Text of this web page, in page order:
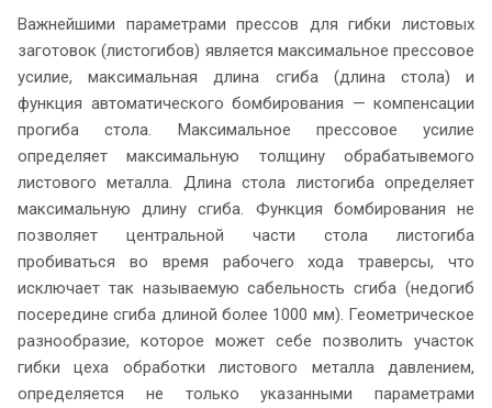
Важнейшими параметрами прессов для гибки листовых
заготовок (листогибов) является максимальное прессовое
усилие, максимальная длина сгиба (длина стола) и
функция автоматического бомбирования — компенсации
прогиба стола. Максимальное прессовое усилие
определяет максимальную толщину обрабатывемого
листового металла. Длина стола листогиба определяет
максимальную длину сгиба. Функция бомбирования не
позволяет центральной части стола листогиба
пробиваться во время рабочего хода траверсы, что
исключает так называемую сабельность сгиба (недогиб
посередине сгиба длиной более 1000 мм). Геометрическое
разнообразие, которое может себе позволить участок
гибки цеха обработки листового металла давлением,
определяется не только указанными параметрами